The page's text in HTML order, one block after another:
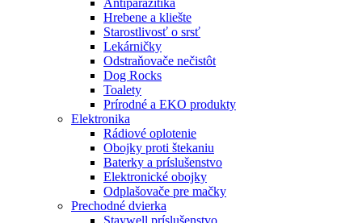
Antiparazitiká
Hrebene a kliešte
Starostlivosť o srsť
Lekárničky
Odstraňovače nečistôt
Dog Rocks
Toalety
Prírodné a EKO produkty
Elektronika
Rádiové oplotenie
Obojky proti štekaniu
Baterky a príslušenstvo
Elektronické obojky
Odplašovače pre mačky
Prechodné dvierka
Staywell príslušenstvo